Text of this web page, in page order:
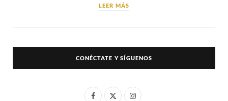
LEER MÁS
CONÉCTATE Y SÍGUENOS
F
X
I